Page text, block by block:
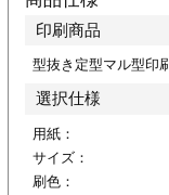
リーブ印刷
加工
印刷商品
型抜き定型マル型印刷
選択仕様
用紙：
サイズ：
刷色：